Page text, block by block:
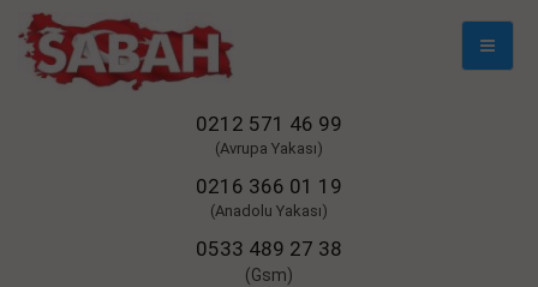
Mobil
0212 571 46 99
(Avrupa Yakası)
0216 366 01 19
(Anadolu Yakası)
0533 489 27 38
(Gsm)